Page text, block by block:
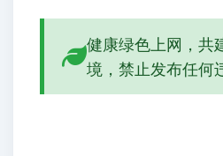
健康绿色上网，共
境，禁止发布任何